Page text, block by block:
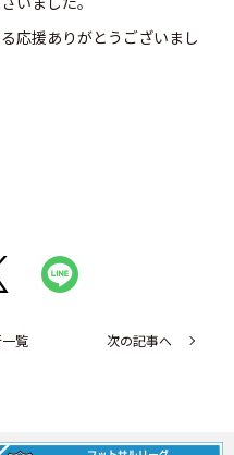
応援ありがとうございまし
覧 次の記事へ